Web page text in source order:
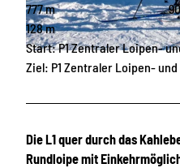
© Detlef Müller, Tourist-Information Altenberg |
777 m
128 m
Start: P1 Zentraler Loipen-
Ziel: P1 Zentraler Loipen-
Die L1 quer durch das
Rundloipe mit